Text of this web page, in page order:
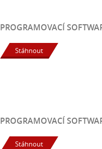
PROGRAMOVACÍ
Stáhnout
PROGRAMOVACÍ
Stáhnout